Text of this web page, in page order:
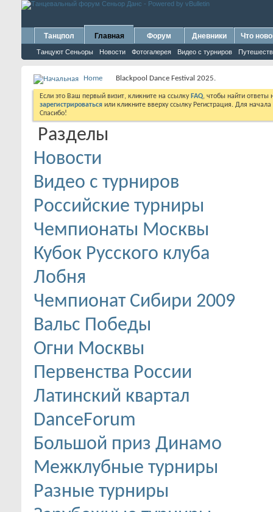
Танцпол Главная
Танцуют Сеньоры Новости Фотогалерея Видео с турниров
Форум Дневники Что
Home Blackpool Dance Festival 2025.
Если это Ваш первый визит, кликните на ссылку FAQ, чтобы найти
зарегистрироваться или кликните вверху ссылку Регистрация. Для
Спасибо!
Разделы
Новости
Видео с турниров
Российские турниры
Чемпионаты Москвы
Кубок Русского клуба
Лобня
Чемпионат Сибири 2009
Вальс Победы
Огни Москвы
Первенства России
Латинский квартал
DanceForum
Большой приз Динамо
Межклубные турниры
Разные турниры